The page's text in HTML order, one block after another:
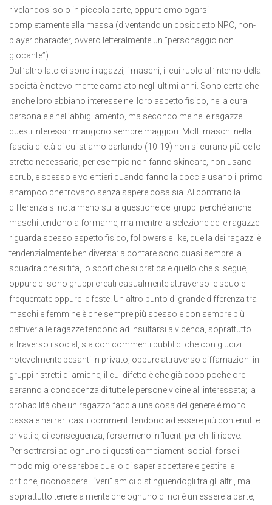
rivelandosi solo in piccola parte, oppure omologarsi
completamente alla massa (diventando un cosiddetto NPC, non-
player character, ovvero letteralmente un “personaggio non
giocante”).
Dall’altro lato ci sono i ragazzi, i maschi, il cui ruolo all’interno della
società è notevolmente cambiato negli ultimi anni. Sono certa che
anche loro abbiano interesse nel loro aspetto fisico, nella cura
personale e nell’abbigliamento, ma secondo me nelle ragazze
questi interessi rimangono sempre maggiori. Molti maschi nella
fascia di età di cui stiamo parlando (10-19) non si curano più dello
stretto necessario, per esempio non fanno skincare, non usano
scrub, e spesso e volentieri quando fanno la doccia usano il primo
shampoo che trovano senza sapere cosa sia. Al contrario la
differenza si nota meno sulla questione dei gruppi perché anche i
maschi tendono a formarne, ma mentre la selezione delle ragazze
riguarda spesso aspetto fisico, followers e like, quella dei ragazzi è
tendenzialmente ben diversa: a contare sono quasi sempre la
squadra che si tifa, lo sport che si pratica e quello che si segue,
oppure ci sono gruppi creati casualmente attraverso le scuole
frequentate oppure le feste. Un altro punto di grande differenza tra
maschi e femmine è che sempre più spesso e con sempre più
cattiveria le ragazze tendono ad insultarsi a vicenda, soprattutto
attraverso i social, sia con commenti pubblici che con giudizi
notevolmente pesanti in privato, oppure attraverso diffamazioni in
gruppi ristretti di amiche, il cui difetto è che già dopo poche ore
saranno a conoscenza di tutte le persone vicine all’interessata; la
probabilità che un ragazzo faccia una cosa del genere è molto
bassa e nei rari casi i commenti tendono ad essere più contenuti e
privati e, di conseguenza, forse meno influenti per chi li riceve.
Per sottrarsi ad ognuno di questi cambiamenti sociali forse il
modo migliore sarebbe quello di saper accettare e gestire le
critiche, riconoscere i “veri” amici distinguendogli tra gli altri, ma
soprattutto tenere a mente che ognuno di noi è un essere a parte,